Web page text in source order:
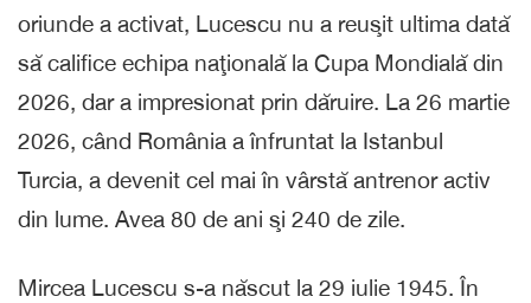
oriunde a activat, Lucescu nu a reuşit ultima dată
să califice echipa naţională la Cupa Mondială din
2026, dar a impresionat prin dăruire. La 26 martie
2026, când România a înfruntat la Istanbul
Turcia, a devenit cel mai în vârstă antrenor activ
din lume. Avea 80 de ani şi 240 de zile.
Mircea Lucescu s-a născut la 29 iulie 1945. În